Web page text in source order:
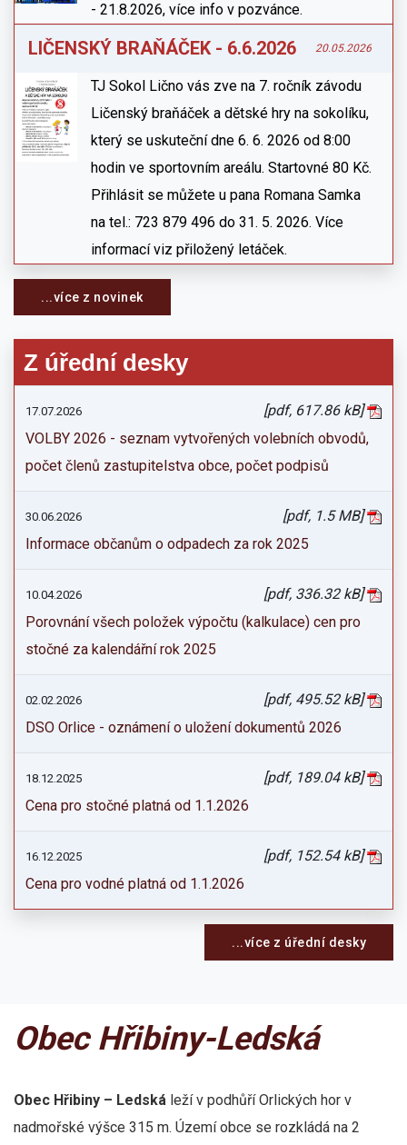
- 21.8.2026, více info v pozvánce.
LIČENSKÝ BRAŇÁČEK - 6.6.2026 20.05.2026
TJ Sokol Lično vás zve na 7. ročník závodu
Ličenský braňáček a dětské hry na sokolíku,
který se uskuteční dne 6. 6. 2026 od 8:00
hodin ve sportovním areálu. Startovné 80 Kč.
Přihlásit se můžete u pana Romana Samka
na tel.: 723 879 496 do 31. 5. 2026. Více
informací viz přiložený letáček.
...více z novinek
Z úřední desky
17.07.2026
[pdf, 617.86 kB]
VOLBY 2026 - seznam vytvořených volebních obvodů,
počet členů zastupitelstva obce, počet podpisů
30.06.2026
[pdf, 1.5 MB]
Informace občanům o odpadech za rok 2025
10.04.2026
[pdf, 336.32 kB]
Porovnání všech položek výpočtu (kalkulace) cen pro
stočné za kalendářní rok 2025
02.02.2026
[pdf, 495.52 kB]
DSO Orlice - oznámení o uložení dokumentů 2026
18.12.2025
[pdf, 189.04 kB]
Cena pro stočné platná od 1.1.2026
16.12.2025
[pdf, 152.54 kB]
Cena pro vodné platná od 1.1.2026
...více z úřední desky
Obec Hřibiny-Ledská
Obec Hřibiny – Ledská leží v podhůří Orlických hor v
nadmořské výšce 315 m. Území obce se rozkládá na 2